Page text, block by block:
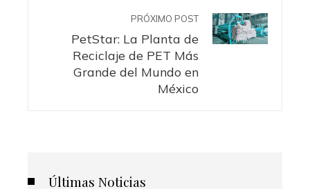
PRÓXIMO POST
PetStar: La Planta de
Reciclaje de PET Más
Grande del Mundo en
México
Últimas Noticias